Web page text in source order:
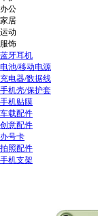
办公
家居
运动
服饰
蓝牙耳机
电池/移动电源
充电器/数据线
手机壳/保护套
手机贴膜
车载配件
创意配件
办号卡
拍照配件
手机支架